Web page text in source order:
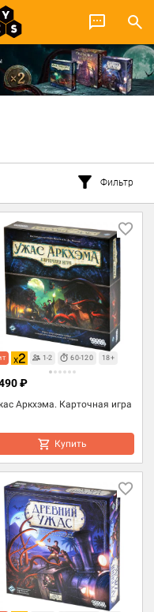
Фильтр
1-2 60-120 18+
Аркхэма. Карточная игра
₽
Купить